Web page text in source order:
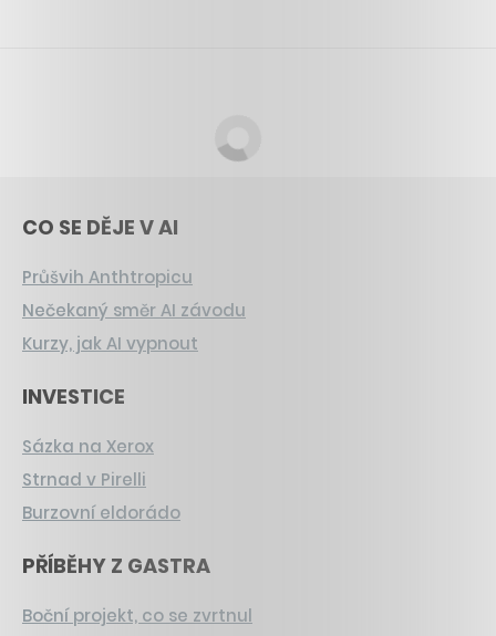
CO SE DĚJE V AI
Průšvih Anthtropicu
Nečekaný směr AI závodu
Kurzy, jak AI vypnout
INVESTICE
Sázka na Xerox
Strnad v Pirelli
Burzovní eldorádo
PŘÍBĚHY Z GASTRA
Boční projekt, co se zvrtnul